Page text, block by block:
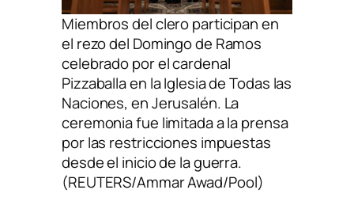
Miembros del clero participan en
el rezo del Domingo de Ramos
celebrado por el cardenal
Pizzaballa en la Iglesia de Todas las
Naciones, en Jerusalén. La
ceremonia fue limitada a la prensa
por las restricciones impuestas
desde el inicio de la guerra.
(REUTERS/Ammar Awad/Pool)